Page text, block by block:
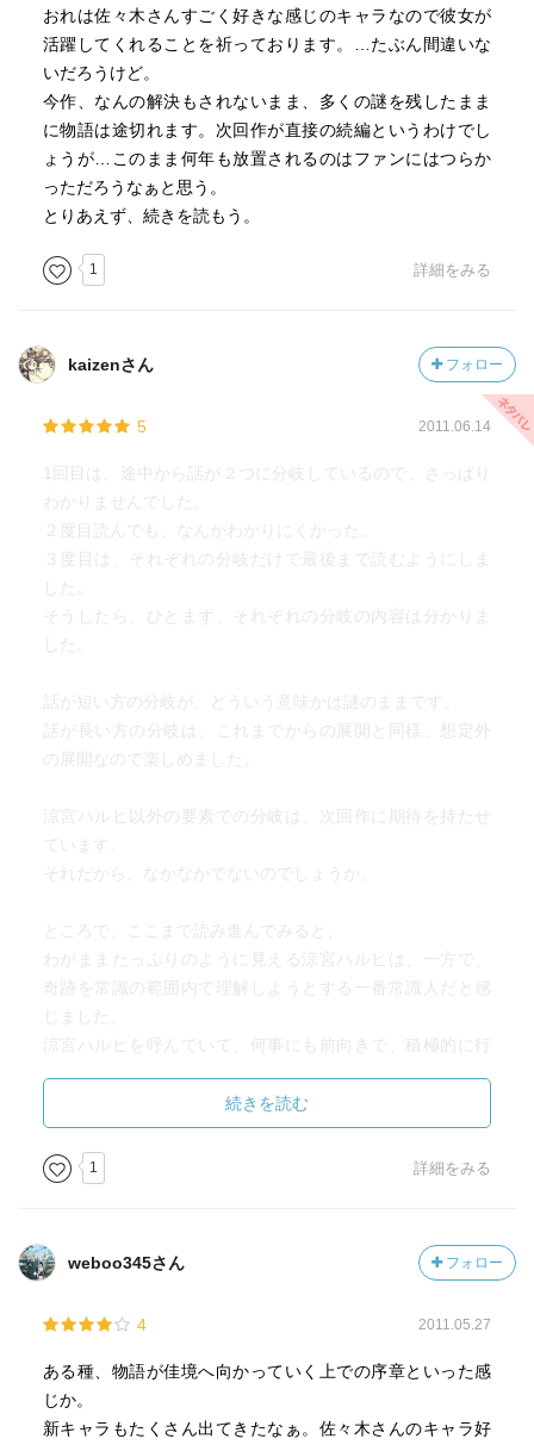
おれは佐々木さんすごく好きな感じのキャラなので彼女が
活躍してくれることを祈っております。…たぶん間違いな
いだろうけど。
今作、なんの解決もされないまま、多くの謎を残したまま
に物語は途切れます。次回作が直接の続編というわけでし
ょうが…このまま何年も放置されるのはファンにはつらか
っただろうなぁと思う。
とりあえず、続きを読もう。
1 詳細をみる
kaizenさん フォロー
5 2011.06.14
1回目は、途中から話が２つに分岐しているので、さっぱり
わかりませんでした。
２度目読んでも、なんかわかりにくかった。
３度目は、それぞれの分岐だけで最後まで読むようにしま
した。
そうしたら、ひとまず、それぞれの分岐の内容は分かりま
した。
話が短い方の分岐が、どういう意味かは謎のままです。
話が長い方の分岐は、これまでからの展開と同様、想定外
の展開なので楽しめました。
涼宮ハルヒ以外の要素での分岐は、次回作に期待を持たせ
ています。
それだから、なかなかでないのでしょうか。
ところで、ここまで読み進んでみると、
わがままたっぷりのように見える涼宮ハルヒは、一方で、
奇跡を常識の範囲内で理解しようとする一番常識人だと感
じました。
涼宮ハルヒを呼んでいて、何事にも前向きで、積極的に行
もしれないと思いました。
このシリーズの中では、本書が一番難しいかもしれませ
ん。
ませんでした。
くだけでも勉強になるほど、言葉をよく選んで描写してい
る著者にも敬意を表したいが、内容を素直にアニメ化した
文庫とDVDの両方を楽しめる、数少ない作品だと思いま
続きを読む
1 詳細をみる
weboo345さん フォロー
4 2011.05.27
ある種、物語が佳境へ向かっていく上での序章といった感
じか。
新キャラもたくさん出てきたなぁ。佐々木さんのキャラ好